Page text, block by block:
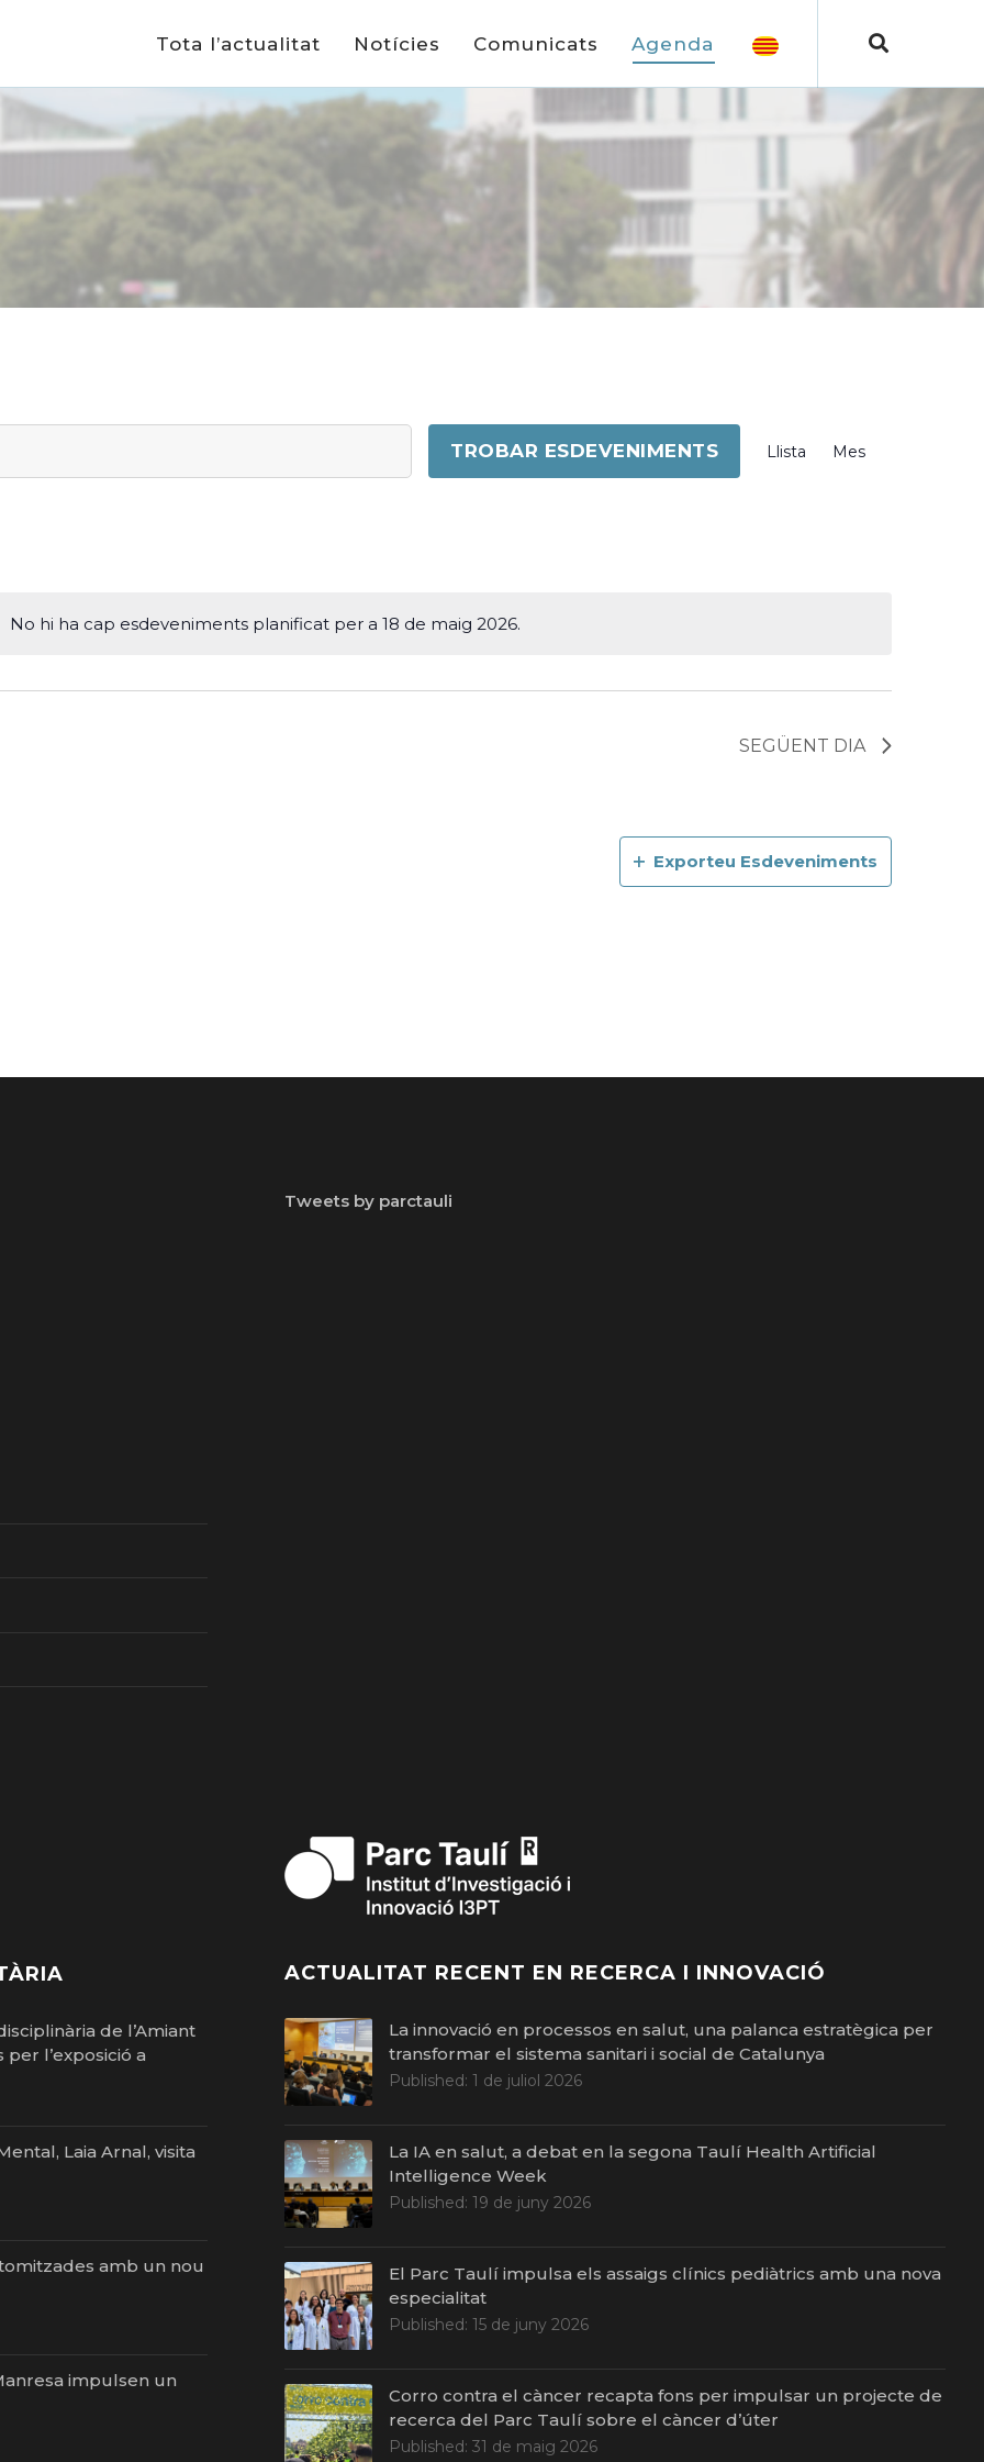
Tota l’actualitat Notícies Comunicats Agenda
No hi ha cap esdeveniments planificat per a 18 de maig 2026.
TROBAR ESDEVENIMENTS
de
Llista Mes
SEGÜENT DIA
Exporteu Esdeveniments
de l’Amiant
l’exposició a
Laia Arnal, visita
amb un nou
impulsen un
ACTUALITAT RECENT EN RECERCA I INNOVACIÓ
La innovació en processos en salut, una palanca estratègica per
transformar el sistema sanitari i social de Catalunya
Published: 1 de juliol 2026
La IA en salut, a debat en la segona Taulí Health Artificial
Intelligence Week
Published: 19 de juny 2026
El Parc Taulí impulsa els assaigs clínics pediàtrics amb una nova
especialitat
Published: 15 de juny 2026
Corro contra el càncer recapta fons per impulsar un projecte de
recerca del Parc Taulí sobre el càncer d’úter
Published: 31 de maig 2026
Tweets by parctauli